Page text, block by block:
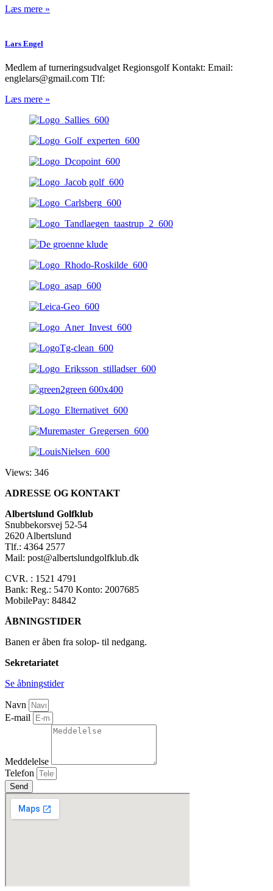
Læs mere »
Lars Engel
Medlem af turneringsudvalget Regionsgolf Kontakt: Email:
englelars@gmail.com Tlf:
Læs mere »
Views: 346
ADRESSE OG KONTAKT
Albertslund Golfklub
Snubbekorsvej 52-54
2620 Albertslund
Tlf.: 4364 2577
Mail: post@albertslundgolfklub.dk
CVR. : 1521 4791
Bank: Reg.: 5470 Konto: 2007685
MobilePay: 84842
ÅBNINGSTIDER
Banen er åben fra solop- til nedgang.
Sekretariatet
Se åbningstider
Navn
E-mail
Meddelelse
Telefon
Send